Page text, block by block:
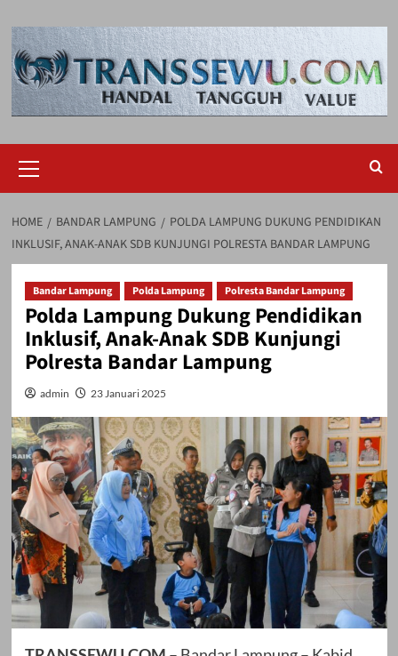
to
content
Menu
HOME BANDAR LAMPUNG
POLDA LAMPUNG DUKUNG PENDIDIKAN
INKLUSIF, ANAK-ANAK SDB KUNJUNGI POLRESTA BANDAR LAMPUNG
Bandar Lampung Polda Lampung Polresta Bandar Lampung
Polda Lampung Dukung Pendidikan
Inklusif, Anak-Anak SDB Kunjungi
Polresta Bandar Lampung
admin 23 Januari 2025